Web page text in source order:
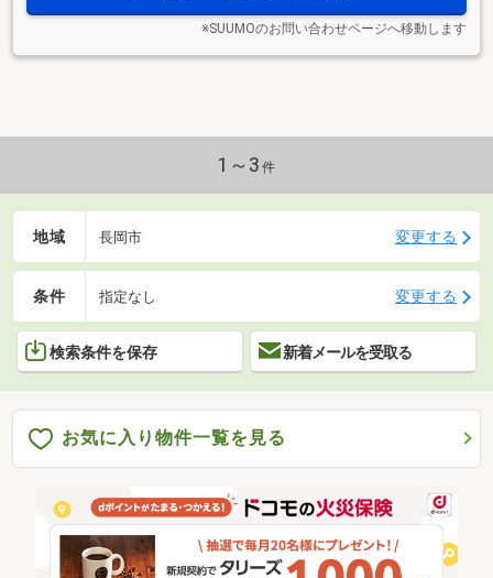
※SUUMOのお問い合わせページへ移動します
1～3 件
地域 長岡市 変更する
条件 指定なし 変更する
検索条件を保存 新着メールを受取る
お気に入り物件一覧を見る